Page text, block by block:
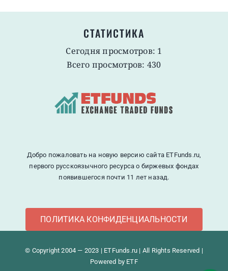
СТАТИСТИКА
Сегодня просмотров: 1
Всего просмотров: 430
Добро пожаловать на новую версию сайта ETFunds.ru,
первого русскоязычного ресурса о биржевых фондах
появившегося почти 11 лет назад.
ПОЛИТИКА КОНФИДЕНЦИАЛЬНОСТИ
© Copyright 2004 — 2023 | ETFunds.ru | All Rights Reserved |
Powered by ETF